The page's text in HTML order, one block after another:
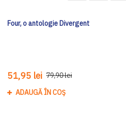
Four, o antologie Divergent
51,95 lei 79,90 lei
ADAUGĂ ÎN COȘ